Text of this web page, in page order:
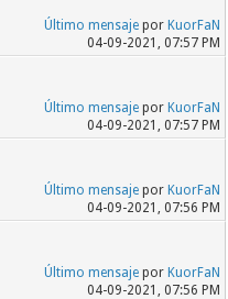
Último mensajepor KuorFaN
04-09-2021, 07:57 PM
Último mensajepor KuorFaN
04-09-2021, 07:57 PM
Último mensajepor KuorFaN
04-09-2021, 07:56 PM
Último mensajepor KuorFaN
04-09-2021, 07:56 PM